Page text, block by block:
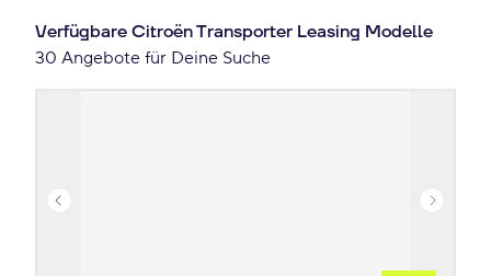
ab 216 € monatlich.
Verfügbare Citroën Transporter Leasing Modelle
30 Angebote für Deine Suche